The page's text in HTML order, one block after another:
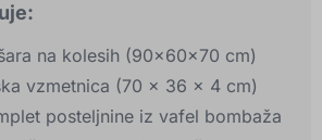
na kolesih (90x60x70 cm)
vzmetnica (70 x 36 x 4 cm)
posteljnine iz vafel bombaža